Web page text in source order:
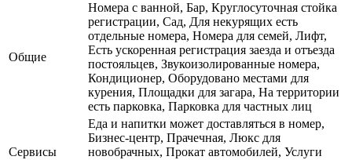
Общие
Номера с ванной, Бар, Круглосуточная стойка
регистрации, Сад, Для некурящих есть
отдельные номера, Номера для семей, Лифт,
Есть ускоренная регистрация заезда и отъезда
постояльцев, Звукоизолированные номера,
Кондиционер, Оборудовано местами для
курения, Площадки для загара, На территории
есть парковка, Парковка для частных лиц
Сервисы
Еда и напитки может доставляться в номер,
Бизнес-центр, Прачечная, Люкс для
новобрачных, Прокат автомобилей, Услуги